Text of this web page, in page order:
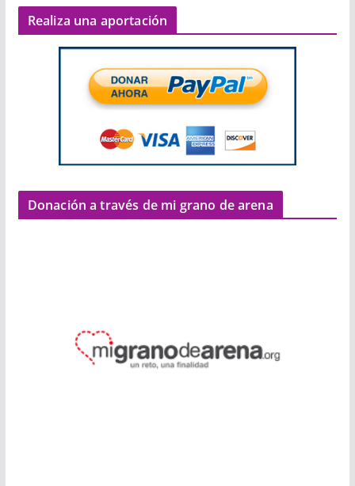
Realiza una aportación
Donación a través de mi grano de arena